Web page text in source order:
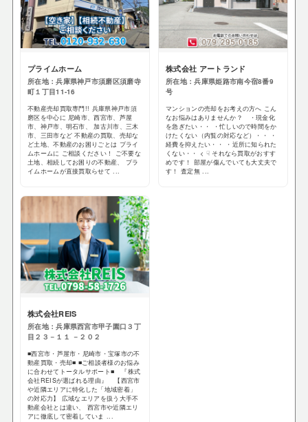
プライムホーム
所在地：兵庫県神戸市須磨区須磨寺
町１丁目11-16
不動産売却買取専門!! 兵庫県神戸市須
磨区を中心に 尼崎市、西宮市、芦屋
市、神戸市、明石市、 加古川市、三木
市、三田市など 不動産の買取、売却な
ど土地、不動産のお困りごとは プライ
ムホームに ご相談ください！ ご不要な
土地、相続してお困りの不動産、 プラ
イムホームが直接買取らせて ...
株式会社 アートランド
所在地：兵庫県姫路市南今宿8番9
号
マンションの売却をお考えの方へ こん
なお悩みはありませんか？ ・現金化
を急ぎたい・・ ・忙しいので時間をか
けたくない（内覧の対応など）・・ ・
経費を抑えたい・・ ・近所に知られた
くない・・ < ☟ それなら買取がおすす
めです！ 部屋が傷んでいても大丈夫で
す！ 査定無 ...
株式会社REIS
所在地：兵庫県西宮市甲子園口３丁
目２３－１１ －２０２
■西宮市・芦屋市・尼崎市・宝塚市の不
動産買取・売却■ ■ご相談者様のお悩み
に合わせてトータルサポート■ 『株式
会社REISが選ばれる理由』 【西宮市
や近隣エリアに特化した「地域密着」
の対応力】 広域なエリアを扱う大手不
動産会社とは違い、 西宮市や近隣エリ
アに徹底して密着していま ...